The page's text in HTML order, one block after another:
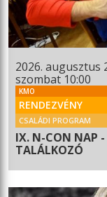
2026. augusztus
szombat 10:00
KMO
RENDEZVÉNY
CSALÁDI PROGRAM
IX. N-CON NAP
TALÁLKOZÓ